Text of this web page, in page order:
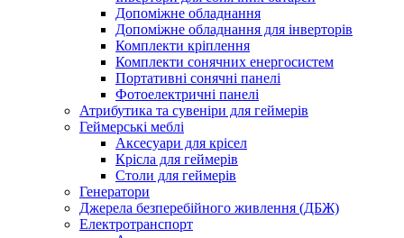
Допоміжне обладнання
Допоміжне обладнання для інверторів
Комплекти кріплення
Комплекти сонячних енергосистем
Портативні сонячні панелі
Фотоелектричні панелі
Атрибутика та сувеніри для геймерів
Геймерські меблі
Аксесуари для крісел
Крісла для геймерів
Столи для геймерів
Генератори
Джерела безперебійного живлення (ДБЖ)
Електротранспорт